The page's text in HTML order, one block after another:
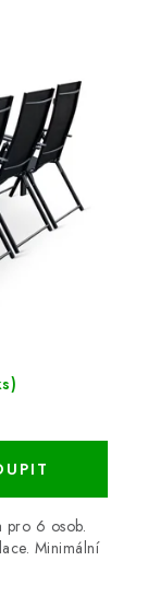
pro 6 osob.
Minimální